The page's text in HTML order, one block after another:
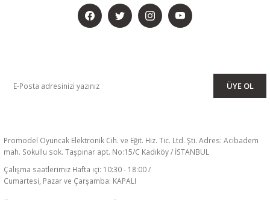
ÜYE OL
Promodel Oyuncak Elektronik Cih. ve Eğit. Hiz. Tic. Ltd. Şti. Adres: Acıbadem
mah. Sokullu sok. Taşpınar apt. No:15/C Kadıköy / İSTANBUL
Çalışma saatlerimiz Hafta içi: 10:30 - 18:00 /
Cumartesi, Pazar ve Çarşamba: KAPALI